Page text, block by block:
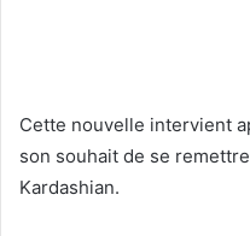
Cette nouvelle intervient
son souhait de se
Kardashian.